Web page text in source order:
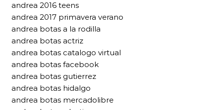
andrea 2016 teens
andrea 2017 primavera verano
andrea botas a la rodilla
andrea botas actriz
andrea botas catalogo virtual
andrea botas facebook
andrea botas gutierrez
andrea botas hidalgo
andrea botas mercadolibre